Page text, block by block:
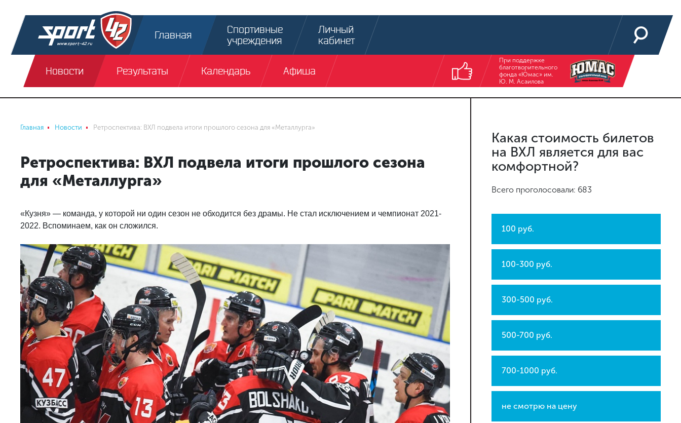
Главная
Спортивные
учреждения
Личный
кабинет
Новости Результаты Календарь Афиша
При поддержке
благотворительного
фонда «Юмас» им.
Ю. М. Асаилова
Главная Новости Ретроспектива: ВХЛ подвела итоги прошлого сезона для «Металлурга»
Ретроспектива: ВХЛ подвела итоги прошлого сезона
для «Металлурга»
«Кузня» — команда, у которой ни один сезон не обходится без драмы. Не стал исключением и чемпионат 2021-
2022. Вспоминаем, как он сложился.
Какая стоимость билетов
на ВХЛ является для вас
комфортной?
Всего проголосовали: 683
100 руб.
100-300 руб.
300-500 руб.
500-700 руб.
700-1000 руб.
не смотрю на цену